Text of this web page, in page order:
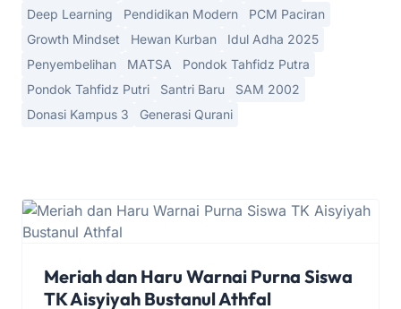
Deep Learning
Pendidikan Modern
PCM Paciran
Growth Mindset
Hewan Kurban
Idul Adha 2025
Penyembelihan
MATSA
Pondok Tahfidz Putra
Pondok Tahfidz Putri
Santri Baru
SAM 2002
Donasi Kampus 3
Generasi Qurani
Meriah dan Haru Warnai Purna Siswa
TK Aisyiyah Bustanul Athfal